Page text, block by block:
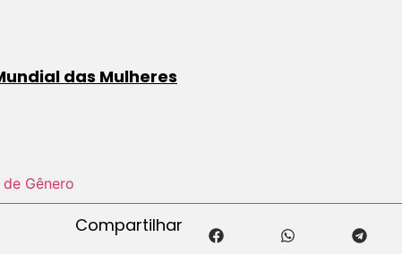
das Mulheres
Gênero
Compartilhar